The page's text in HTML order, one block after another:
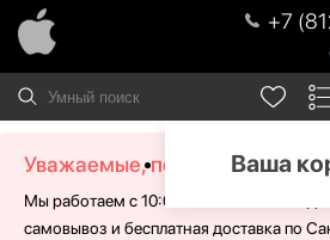
+7
Ваша
Уважаемые, посетители!
Мы работаем с 10:00 - 21:00 без
самовывоз и бесплатная доставка по